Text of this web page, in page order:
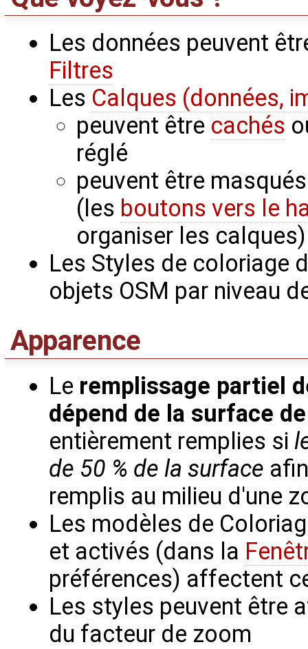
Les données peuvent
Filtres
Les Calques (données,
peuvent être cachés
réglé
peuvent être
(les boutons vers le
organiser les calques)
Les Styles de coloriage
objets OSM par niveau
Apparence
Le remplissage partiel
dépend de la surface
entièrement remplies si
de 50 % de la surface
remplis au milieu d'une
Les modèles de
et activés (dans la
préférences) affectent
Les styles peuvent être
du facteur de zoom